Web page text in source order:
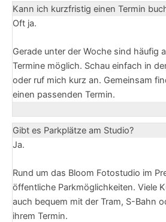
Kann ich kurzfristig einen Termin
Oft ja.
Gerade unter der Woche sind häufig
Termine möglich. Schau einfach in
oder ruf mich kurz an. Gemeinsam
einen passenden Termin.
Gibt es Parkplätze am Studio?
Ja.
Rund um das Bloom Fotostudio im
öffentliche Parkmöglichkeiten. Viele
auch bequem mit der Tram, S-Bahn
ihrem Termin.